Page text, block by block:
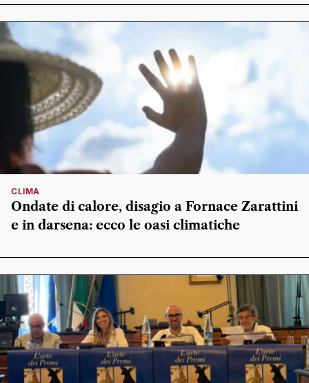
CLIMA
Ondate di calore, disagio a Fornace Zarattini
e in darsena: ecco le oasi climatiche